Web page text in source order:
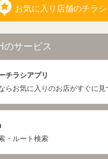
お気に入り店舗のチラ
のサービス
チラシアプリ
らお気に入りのお店がすぐに見
・ルート検索